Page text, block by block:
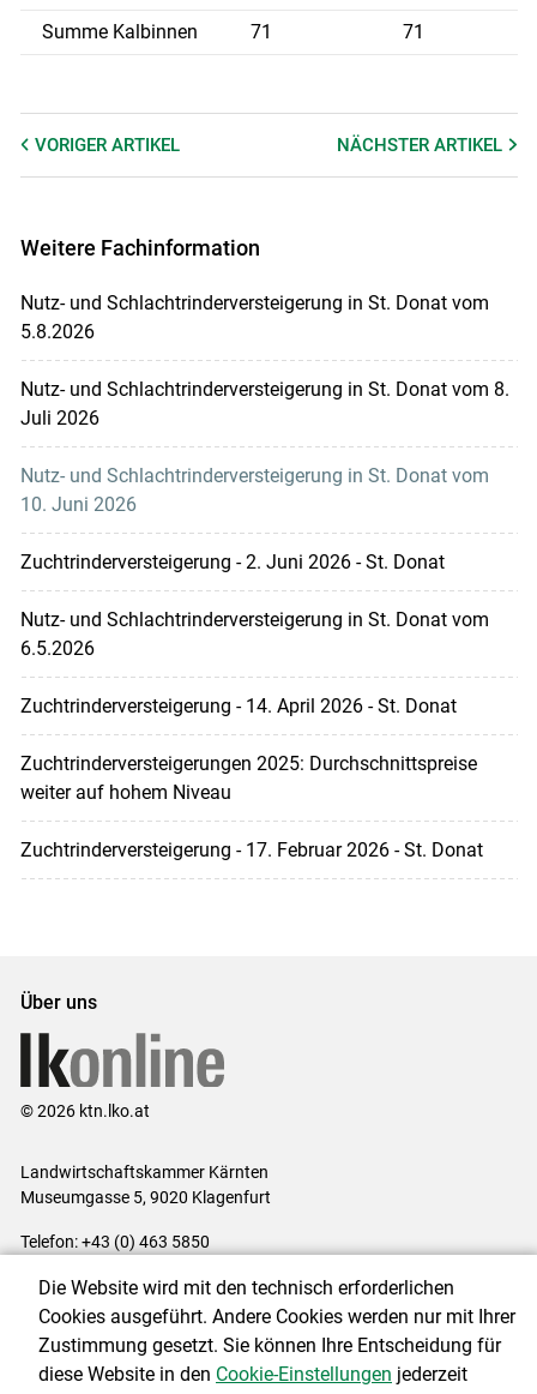
Summe Kalbinnen
71 71
VORIGER ARTIKEL NÄCHSTERARTIKEL
Weitere Fachinformation
Nutz- und Schlachtrinderversteigerung in St. Donat vom
5.8.2026
Nutz- und Schlachtrinderversteigerung in St. Donat vom 8.
Juli 2026
Nutz- und Schlachtrinderversteigerung in St. Donat vom
10. Juni 2026
Zuchtrinderversteigerung - 2. Juni 2026 - St. Donat
Nutz- und Schlachtrinderversteigerung in St. Donat vom
6.5.2026
Zuchtrinderversteigerung - 14. April 2026 - St. Donat
Zuchtrinderversteigerungen 2025: Durchschnittspreise
weiter auf hohem Niveau
Zuchtrinderversteigerung - 17. Februar 2026 - St. Donat
Über uns
© 2026 ktn.lko.at
Landwirtschaftskammer Kärnten
Museumgasse 5, 9020 Klagenfurt
Telefon: +43 (0) 463 5850
Impressum|Kontakt|Datenschutzerklärung|Barrierefreiheit|
Cookie-Einstellungen
Die Website wird mit den technisch erforderlichen
Cookies ausgeführt. Andere Cookies werden nur mit Ihrer
Zustimmung gesetzt. Sie können Ihre Entscheidung für
diese Website in den Cookie-Einstellungen jederzeit